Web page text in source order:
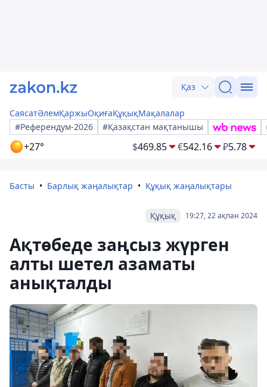
Қаз
СаясатӘлемҚаржыОқиғаҚұқықМақалалар
#Референдум-2026
#Қазақстан мақтанышы
+27° $469.85 €542.16 ₽5.78
Басты Барлық жаңалықтар Құқық жаңалықтары
19:27, 22 ақпан 2024
Құқық
Ақтөбеде заңсыз жүрген
алты шетел азаматы
анықталды